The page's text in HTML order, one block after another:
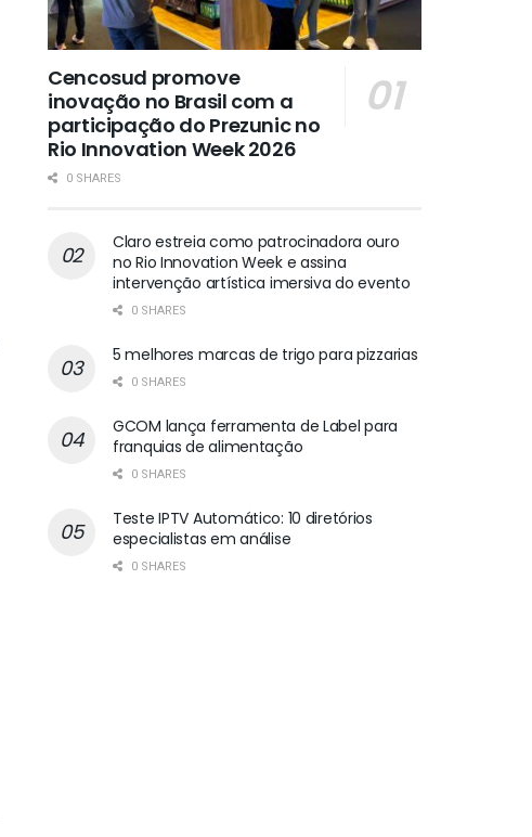
Cencosud promove
inovação no Brasil com a
participação do Prezunic no
Rio Innovation Week 2026
0 SHARES
Claro estreia como patrocinadora ouro
no Rio Innovation Week e assina
intervenção artística imersiva do evento
0 SHARES
5 melhores marcas de trigo para pizzarias
0 SHARES
GCOM lança ferramenta de Label para
franquias de alimentação
0 SHARES
Teste IPTV Automático: 10 diretórios
especialistas em análise
0 SHARES